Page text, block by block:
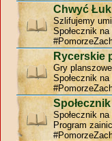
Chwyć
Szlifujemy
Społecznik
Rycerskie
Gry
Społecznik
Społecznik
Program